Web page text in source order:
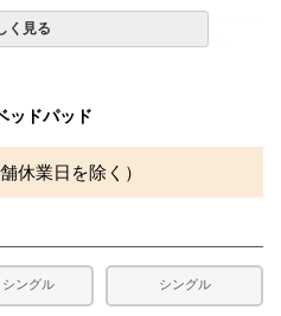
のご使用は絶対にお避けください。
います。また発送予定も変更になる場
色を再現するよう心がけております
誤差がでる場合がございますのでご了
く見る
ッドパッド
休業日を除く）
シングル シングル